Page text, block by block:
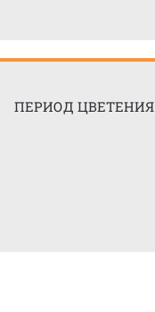
ПЕРИОД ЦВЕТЕНИЯ